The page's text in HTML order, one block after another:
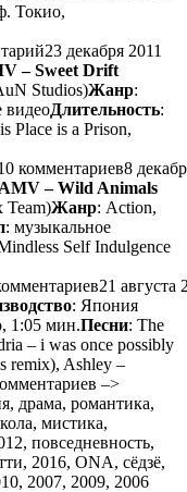
Токио,
декабря 2011
– Sweet Drift
Studios)Жанр:
видеоДлительность:
Place is a Prison,
комментариев8
AMV – Wild Animals
Team)Жанр: Action,
: музыкальное
Self Indulgence
августа
: Япония
1:05 мин.Песни: The
– i was once possibly
remix), Ashley –
–>
драма, романтика,
мистика,
повседневность,
2016, ONA, сёдзё,
2007, 2009, 2006